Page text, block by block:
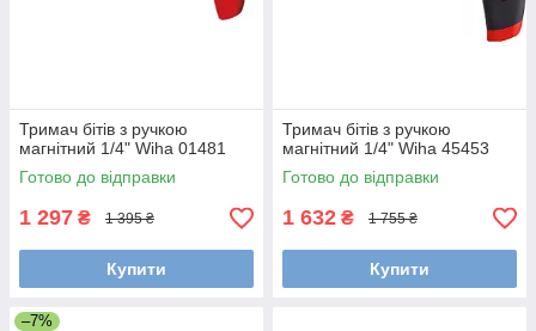
Тримач бітів з ручкою
магнітний 1/4" Wiha 01481
Готово до відправки
1 297 ₴ 1 395 ₴
Купити
Тримач бітів з ручкою
магнітний 1/4" Wiha 45453
Готово до відправки
1 632 ₴ 1 755 ₴
Купити
–7%